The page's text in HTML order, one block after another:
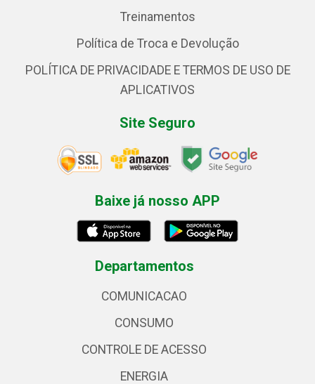
Treinamentos
Política de Troca e Devolução
POLÍTICA DE PRIVACIDADE E TERMOS DE USO DE
APLICATIVOS
Site Seguro
Baixe já nosso APP
Departamentos
COMUNICACAO
CONSUMO
CONTROLE DE ACESSO
ENERGIA